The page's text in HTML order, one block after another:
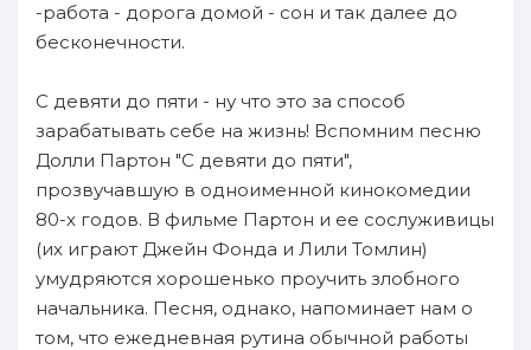
-работа - дорога домой - сон и так далее до
бесконечности.
С девяти до пяти - ну что это за способ
зарабатывать себе на жизнь! Вспомним песню
Долли Партон "С девяти до пяти",
прозвучавшую в одноименной кинокомедии
80-х годов. В фильме Партон и ее сослуживицы
(их играют Джейн Фонда и Лили Томлин)
умудряются хорошенько проучить злобного
начальника. Песня, однако, напоминает нам о
том, что ежедневная рутина обычной работы